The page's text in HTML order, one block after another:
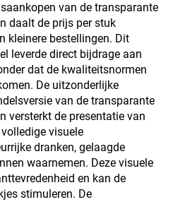
van de transparante
daalt de prijs per stuk
kleinere bestellingen. Dit
leverde direct bijdrage aan
dat de kwaliteitsnormen
De uitzonderlijke
van de transparante
versterkt de presentatie van
visuele
dranken, gelaagde
waarnemen. Deze visuele
en kan de
stimuleren. De